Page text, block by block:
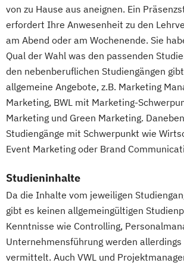
von zu Hause aus aneignen. Ein
erfordert Ihre Anwesenheit zu den
am Abend oder am Wochenende. Sie
Qual der Wahl was den passenden
den nebenberuflichen Studiengängen
allgemeine Angebote, z.B. Marketing
Marketing, BWL mit Marketing-
Marketing und Green Marketing.
Studiengänge mit Schwerpunkt wie
Event Marketing oder Brand
Studieninhalte
Da die Inhalte vom jeweiligen
gibt es keinen allgemeingültigen
Kenntnisse wie Controlling,
Unternehmensführung werden
vermittelt. Auch VWL und